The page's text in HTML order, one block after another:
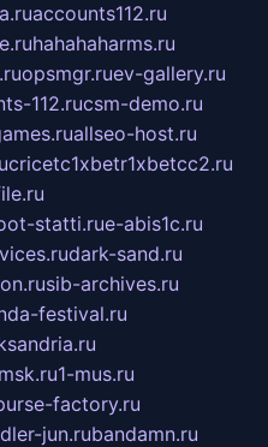
accounts112.ru
hahahaharms.ru
opsmgr.ruev-gallery.ru
112.rucsm-demo.ru
allseo-host.ru
cricetc1xbetr1xbetcc2.ru
statti.rue-abis1c.ru
dark-sand.ru
sib-archives.ru
festival.ru
1-mus.ru
factory.ru
jun.rubandamn.ru